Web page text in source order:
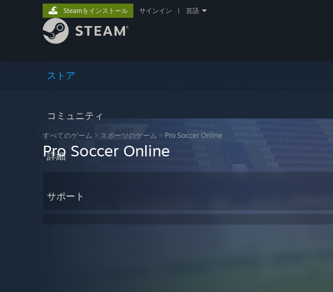
ストア
コミュニティ
詳細
サポート
Steamをインストール サインイン 言語
すべてのゲーム > スポーツのゲーム > Pro Soccer Online
Pro Soccer Online